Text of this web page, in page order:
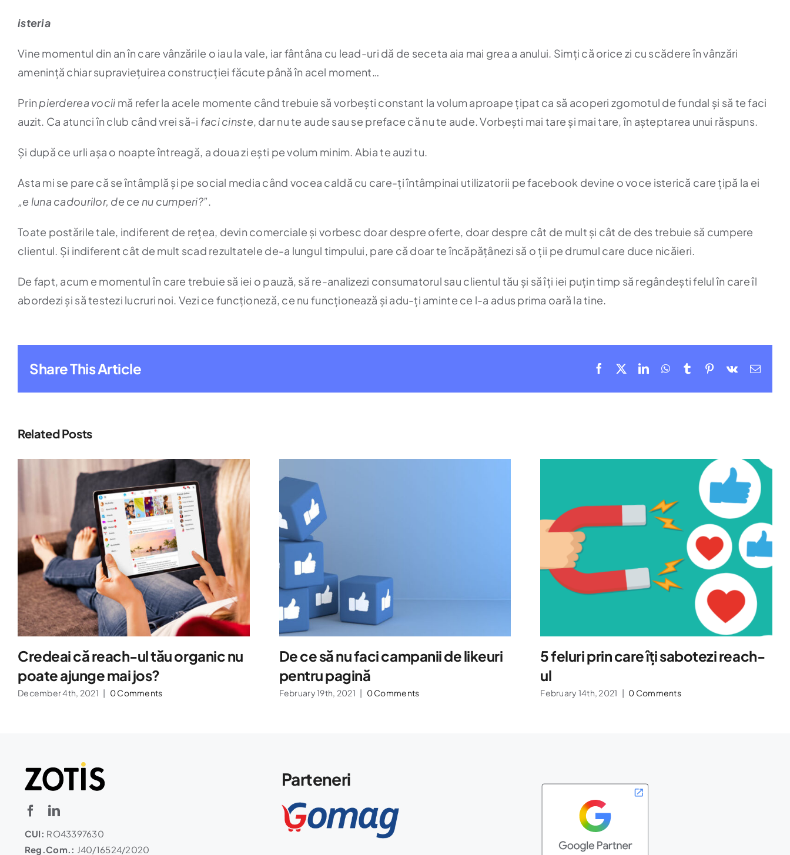
isteria
Vine momentul din an în care vânzările o iau la vale, iar fântâna cu lead-uri dă de seceta aia mai grea a anului. Simți că orice zi cu scădere în vânzări
amenință chiar supraviețuirea construcției făcute până în acel moment…
Prin pierderea vocii mă refer la acele momente când trebuie să vorbești constant la volum aproape țipat ca să acoperi zgomotul de fundal și să te faci
auzit. Ca atunci în club când vrei să-i faci cinste, dar nu te aude sau se preface că nu te aude. Vorbești mai tare și mai tare, în așteptarea unui răspuns.
Și după ce urli așa o noapte întreagă, a doua zi ești pe volum minim. Abia te auzi tu.
Asta mi se pare că se întâmplă și pe social media când vocea caldă cu care-ți întâmpinai utilizatorii pe facebook devine o voce isterică care țipă la ei
„e luna cadourilor, de ce nu cumperi?”.
Toate postările tale, indiferent de rețea, devin comerciale și vorbesc doar despre oferte, doar despre cât de mult și cât de des trebuie să cumpere
clientul. Și indiferent cât de mult scad rezultatele de-a lungul timpului, pare că doar te încăpățânezi să o ții pe drumul care duce nicăieri.
De fapt, acum e momentul în care trebuie să iei o pauză, să re-analizezi consumatorul sau clientul tău și să îți iei puțin timp să regândești felul în care îl
abordezi și să testezi lucruri noi. Vezi ce funcționeză, ce nu funcționează și adu-ți aminte ce l-a adus prima oară la tine.
Share This Article Facebook LinkedInWhatsApp
TumblrPinterest
Vk Email
Related Posts
Credeai că reach-ul tău organic nu
poate ajunge mai jos?
December 4th, 2021 | 0 Comments
De ce să nu faci campanii de likeuri
pentru pagină
February 19th, 2021 | 0 Comments
5 feluri prin care îți sabotezi reach-
ul
February 14th, 2021 | 0 Comments
CUI: RO43397630
Reg.Com.: J40/16524/2020
Parteneri